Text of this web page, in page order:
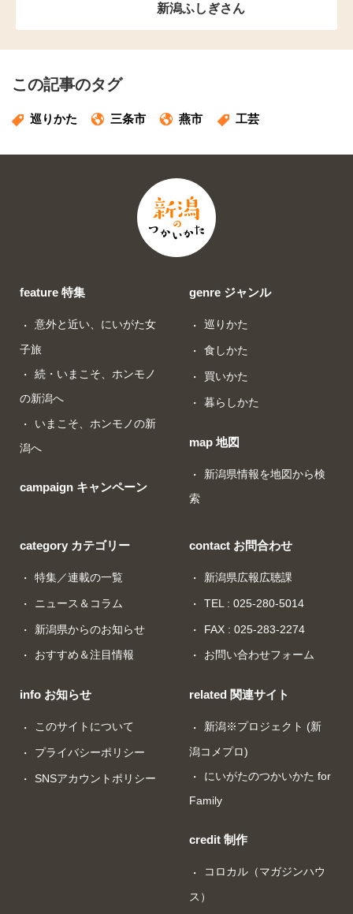
新潟ふしぎさん
この記事のタグ
巡りかた 三条市 燕市 工芸
feature 特集
意外と近い、にいがた女
子旅
続・いまこそ、ホンモノ
の新潟へ
いまこそ、ホンモノの新
潟へ
campaign キャンペーン
genre ジャンル
巡りかた
食しかた
買いかた
暮らしかた
map 地図
新潟県情報を地図から検
索
category カテゴリー
特集／連載の一覧
ニュース＆コラム
新潟県からのお知らせ
おすすめ＆注目情報
info お知らせ
このサイトについて
プライバシーポリシー
SNSアカウントポリシー
contact お問合わせ
新潟県広報広聴課
TEL : 025-280-5014
FAX : 025-283-2274
お問い合わせフォーム
related 関連サイト
新潟※プロジェクト (新
潟コメプロ)
にいがたのつかいかた for
Family
credit 制作
コロカル（マガジンハウ
ス）